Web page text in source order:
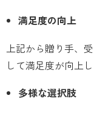
満足度の向上
上記から贈り手、
して満足度が向上し
多様な選択肢